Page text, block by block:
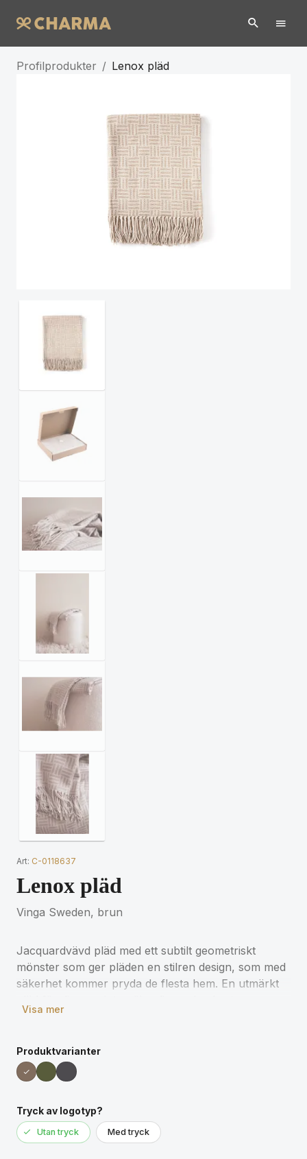
Profilprodukter / Lenox pläd
Art: C-0118637
Lenox pläd
Vinga Sweden, brun
Jacquardvävd pläd med ett subtilt geometriskt
mönster som ger pläden en stilren design, som med
säkerhet kommer pryda de flesta hem. En utmärkt
bekvämlighet, utan som även vill ha något som ger
acryl, ett konstgjort syntetmaterial med egenskaper
som skall efterlikna ullfibern. OEKO-TEX Standard
100 innebär att plädens material lever upp till en rad
Mått 1700x1300 mm
Visa mer
Produktvarianter
Tryck av logotyp?
Utan tryck Med tryck